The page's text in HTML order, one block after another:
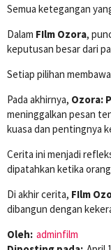
Semua ketegangan
Dalam FIlm Ozora,
keputusan besar dari
Setiap pilihan
Pada akhirnya, Ozora:
meninggalkan pesan
kuasa dan pentingnya
Cerita ini menjadi
dipatahkan ketika
Di akhir cerita, FIlm
dibangun dengan
Oleh: adminfilm